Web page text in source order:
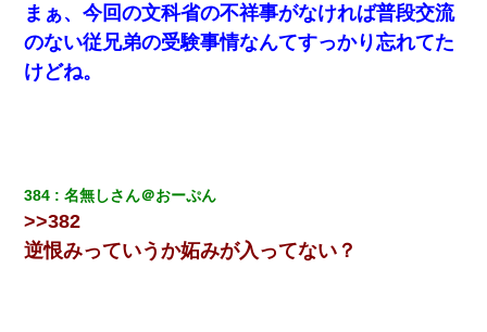
まぁ、今回の文科省の不祥事がなければ普段交流
のない従兄弟の受験事情なんてすっかり忘れてた
けどね。
384 名無しさん＠おーぷん
>>382
逆恨みっていうか妬みが入ってない？